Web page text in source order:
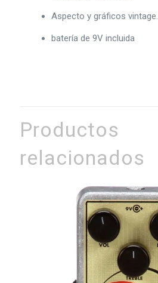
Aspecto y gráficos vintage.
batería de 9V incluida
Productos
relacionados